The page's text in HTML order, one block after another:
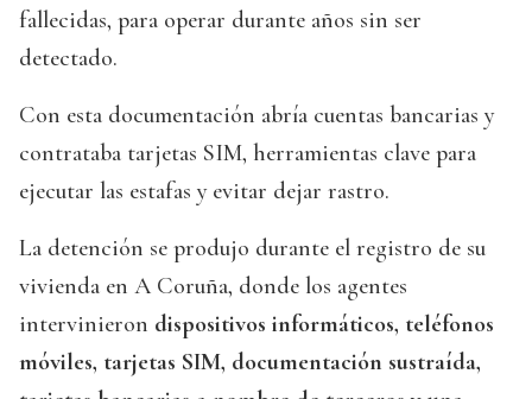
fallecidas, para operar durante años sin ser
detectado.
Con esta documentación abría cuentas bancarias y
contrataba tarjetas SIM, herramientas clave para
ejecutar las estafas y evitar dejar rastro.
La detención se produjo durante el registro de su
vivienda en A Coruña, donde los agentes
intervinieron dispositivos informáticos, teléfonos
móviles, tarjetas SIM, documentación sustraída,